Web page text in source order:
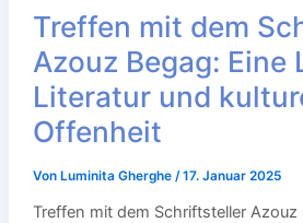
Treffen mit dem
Azouz Begag: Eine
Literatur und
Offenheit
Von Luminita Gherghe /17. Januar 2025
Treffen mit dem Schriftsteller Azouz